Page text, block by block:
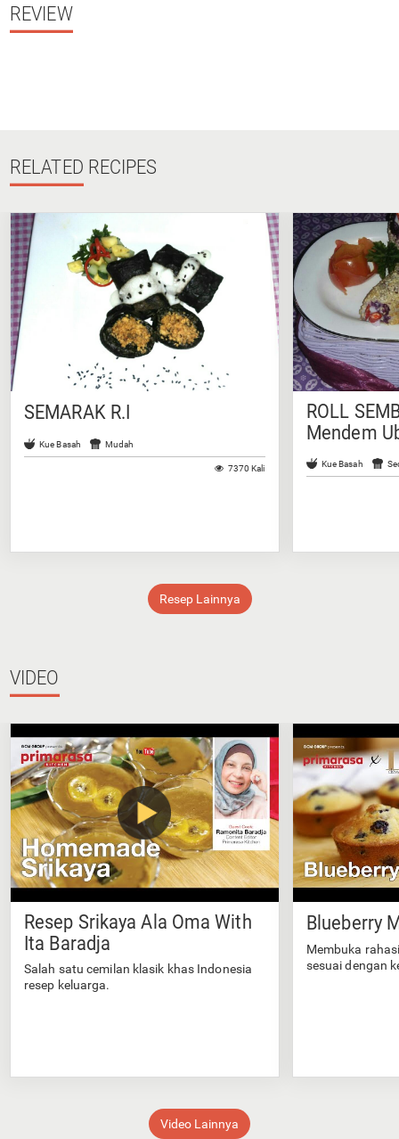
REVIEW
RELATED RECIPES
SEMARAK R.I
Kue Basah Mudah
7370 Kali
ROLL
Mendem
Kue Basah
Resep Lainnya
VIDEO
Resep Srikaya Ala Oma With
Ita Baradja
Salah satu cemilan klasik khas Indonesia
resep keluarga.
Blueberry
Membuka
sesuai dengan
Video Lainnya